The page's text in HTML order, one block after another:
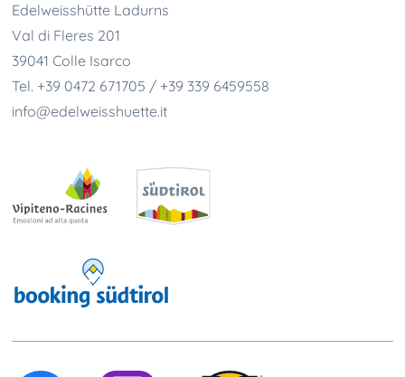
Edelweisshütte Ladurns
Val di Fleres 201
39041 Colle Isarco
Tel. +39 0472 671705 / +39 339 6459558
info@edelweisshuette.it